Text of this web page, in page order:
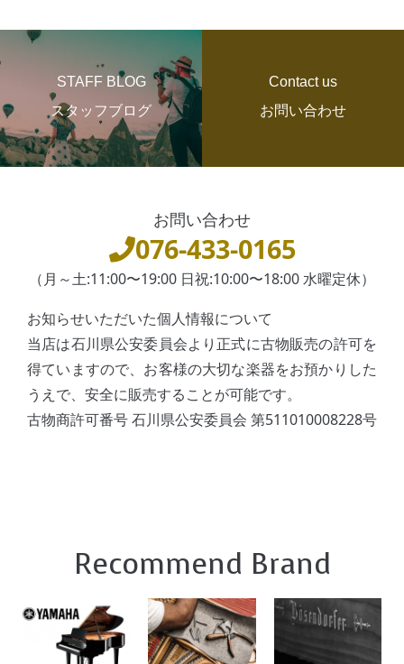
STAFF BLOG
スタッフブログ
Contact us
お問い合わせ
お問い合わせ
076-433-0165
（月～土:11:00〜19:00 日祝:10:00〜18:00 水曜定休）
お知らせいただいた個人情報について
当店は石川県公安委員会より正式に古物販売の許可を
得ていますので、お客様の大切な楽器をお預かりした
うえで、安全に販売することが可能です。
古物商許可番号 石川県公安委員会 第511010008228号
Recommend Brand